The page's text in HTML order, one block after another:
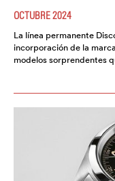
OCTUBRE 2024
La línea permanente
incorporación de la
modelos sorprendentes